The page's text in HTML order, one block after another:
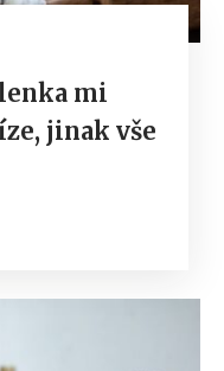
mi
jinak vše